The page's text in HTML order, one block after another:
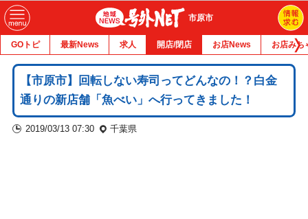
市原市
GOトピ 最新News 求人 開店/閉店 お店News お店みち
【市原市】回転しない寿司ってどんなの！？白金
通りの新店舗「魚べい」へ行ってきました！
2019/03/13 07:30 千葉県